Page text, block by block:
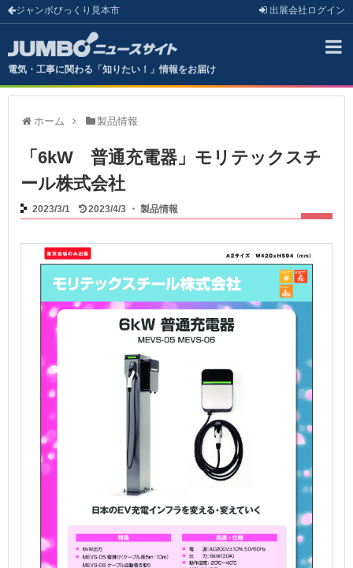
ジャンボびっくり見本市 出展会社 ログイン
電気・工事に関わる「知りたい！」情報をお届け
ホーム 製品情報
「6kW 普通充電器」モリテックスチ
ール株式会社
2023/3/1 2023/4/3 ・製品情報